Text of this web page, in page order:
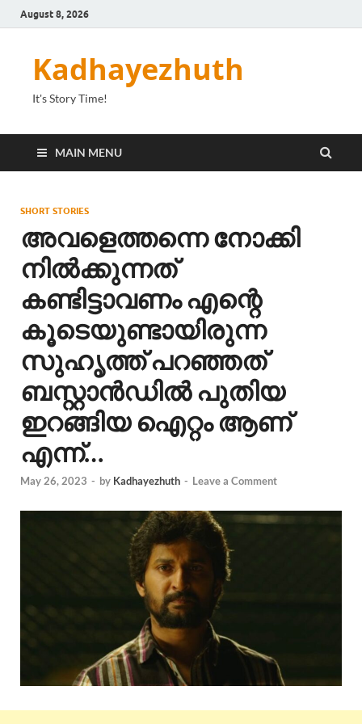
August 8, 2026
Kadhayezhuth
It's Story Time!
MAIN MENU
SHORT STORIES
അവളെത്തന്നെ നോക്കി
നിൽക്കുന്നത്
കണ്ടിട്ടാവണം എന്റെ
കൂടെയുണ്ടായിരുന്ന
സുഹൃത്ത് പറഞ്ഞത്
ബസ്റ്റാൻഡിൽ പുതിയ
ഇറങ്ങിയ ഐറ്റം ആണ്
എന്ന്…
May 26, 2023 - by Kadhayezhuth - Leave a Comment